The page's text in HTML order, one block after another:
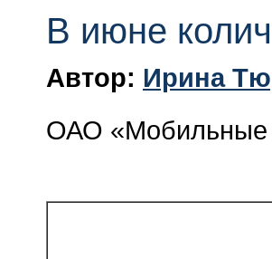
В июне
Автор: Ирина
ОАО «Мобильные